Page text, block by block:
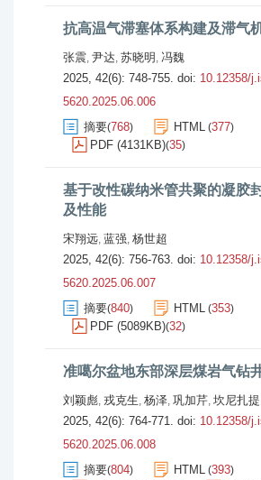
抗高温气滞塞体系构建及滞气
张震, 尹达, 苏晓明 , 冯魏
2025, 42(6): 748-755. doi: 10.12358/
5620.2025.06.006
摘要(768) HTML (377)
PDF (4131KB)(35)
基于改性碳纳米管共聚的凝胶
及性能
宋翔远, 蓝强, 杨世超
2025, 42(6): 756-763. doi: 10.12358/
5620.2025.06.007
摘要(840) HTML (353)
PDF (5089KB)(32)
准噶尔盆地东部深层煤岩气钻
刘颖彪, 戎克生, 杨泽, 巩加芹, 坎尼扎提
2025, 42(6): 764-771. doi: 10.12358/
5620.2025.06.008
摘要(804) HTML (393)